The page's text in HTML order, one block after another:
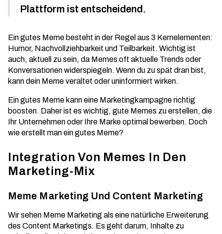
Plattform ist entscheidend.
Ein gutes Meme besteht in der Regel aus 3 Kernelementen:
Humor, Nachvollziehbarkeit und Teilbarkeit. Wichtig ist
auch, aktuell zu sein, da Memes oft aktuelle Trends oder
Konversationen widerspiegeln. Wenn du zu spät dran bist,
kann dein Meme veraltet oder uninformiert wirken.
Ein gutes Meme kann eine Marketingkampagne richtig
boosten. Daher ist es wichtig, gute Memes zu erstellen, die
Ihr Unternehmen oder Ihre Marke optimal bewerben. Doch
wie erstellt man ein gutes Meme?
Integration Von Memes In Den
Marketing-Mix
Meme Marketing Und Content Marketing
Wir sehen Meme Marketing als eine natürliche Erweiterung
des Content Marketings. Es geht darum, Inhalte zu